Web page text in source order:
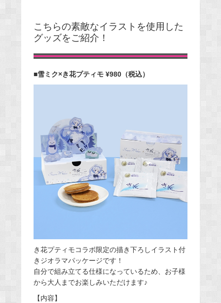
こちらの素敵なイラストを使用した
グッズをご紹介！
■雪ミク×き花プティモ ¥980（税込）
き花プティモコラボ限定の描き下ろしイラスト付
きジオラマパッケージです！
自分で組み立てる仕様になっているため、お子様
から大人までお楽しみいただけます♪
【内容】